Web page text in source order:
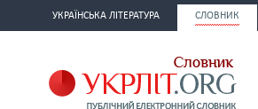
УКРАЇНСЬКА ЛІТЕРАТУРА СЛОВНИК